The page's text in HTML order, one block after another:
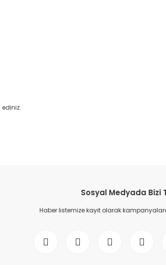
Sosyal Medyada Bizi
Haber listemize kayıt olarak